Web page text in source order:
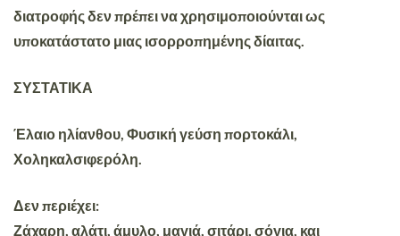
διατροφής δεν πρέπει να χρησιμοποιούνται ως
υποκατάστατο μιας ισορροπημένης δίαιτας.
ΣΥΣΤΑΤΙΚΑ
Έλαιο ηλίανθου, Φυσική γεύση πορτοκάλι,
Χοληκαλσιφερόλη.
Δεν περιέχει:
Ζάχαρη, αλάτι, άμυλο, μαγιά, σιτάρι, σόγια, και